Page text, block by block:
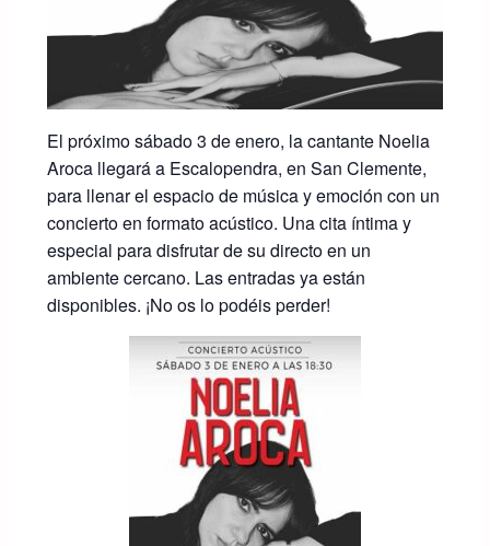
El próximo sábado 3 de enero, la cantante Noelia
Aroca llegará a Escalopendra, en San Clemente,
para llenar el espacio de música y emoción con un
concierto en formato acústico. Una cita íntima y
especial para disfrutar de su directo en un
ambiente cercano. Las entradas ya están
disponibles. ¡No os lo podéis perder!